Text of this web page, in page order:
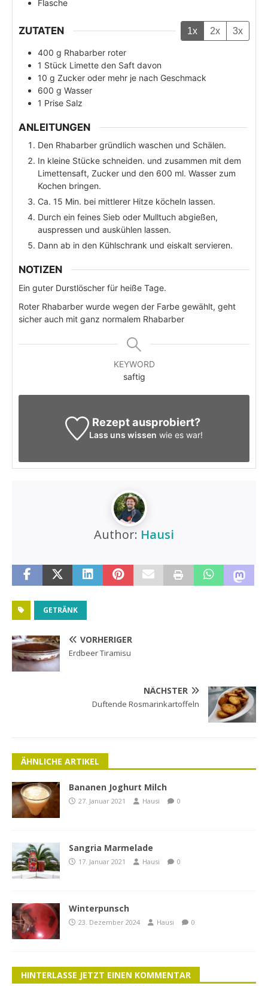
Flasche
ZUTATEN 1x 2x 3x
400 g Rhabarber roter
1 Stück Limette den Saft davon
10 g Zucker oder mehr je nach Geschmack
600 g Wasser
1 Prise Salz
ANLEITUNGEN
Den Rhabarber gründlich waschen und Schälen.
In kleine Stücke schneiden. und zusammen mit dem
Limettensaft, Zucker und den 600 ml. Wasser zum
Kochen bringen.
Ca. 15 Min. bei mittlerer Hitze köcheln lassen.
Durch ein feines Sieb oder Mulltuch abgießen,
auspressen und auskühlen lassen.
Dann ab in den Kühlschrank und eiskalt servieren.
NOTIZEN
Ein guter Durstlöscher für heiße Tage.
Roter Rhabarber wurde wegen der Farbe gewählt, geht
sicher auch mit ganz normalem Rhabarber
KEYWORD
saftig
Rezept ausprobiert?
Lass uns wissen wie es war!
Author: Hausi
GETRÄNK
VORHERIGER
Erdbeer Tiramisu
NÄCHSTER
Duftende Rosmarinkartoffeln
ÄHNLICHE ARTIKEL
Bananen Joghurt Milch
27. Januar 2021 Hausi 0
Sangria Marmelade
17. Januar 2021 Hausi 0
Winterpunsch
23. Dezember 2024 Hausi 0
HINTERLASSE JETZT EINEN KOMMENTAR